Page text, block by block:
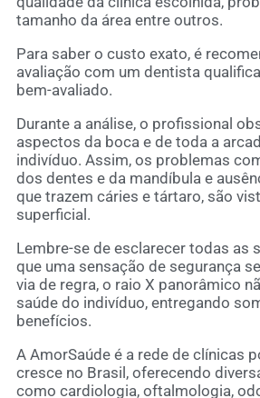
tamanho da área entre outros.
Para saber o custo exato, é
avaliação com um dentista
bem-avaliado.
Durante a análise, o profissional
aspectos da boca e de toda a
indivíduo. Assim, os problemas
dos dentes e da mandíbula e
que trazem cáries e tártaro, são
superficial.
Lembre-se de esclarecer todas as
que uma sensação de segurança
via de regra, o raio X panorâmico
saúde do indivíduo, entregando
benefícios.
A AmorSaúde é a rede de clínicas
cresce no Brasil, oferecendo
como cardiologia, oftalmologia,